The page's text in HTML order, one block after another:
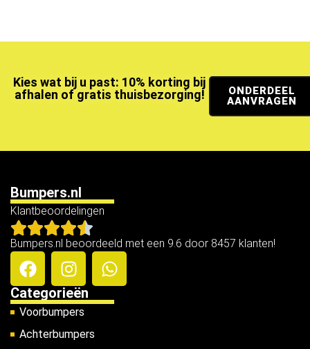
Kies wat bij u past: 10% korting bij
afhalen of gratis thuisbezorging!
ONDERDEEL
AANVRAGEN
Bumpers.nl
Klantbeoordelingen
Bumpers.nl beoordeeld met een 9.6 door 8457 klanten!
Categorieën
Voorbumpers
Achterbumpers